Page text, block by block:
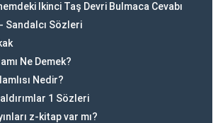
Ikinci Taş Devri Bulmaca Cevabı
Sandalcı Sözleri
Ne Demek?
Nedir?
1 Sözleri
z-kitap var mı?